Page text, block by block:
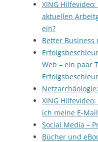
XING
aktuellen
ein?
Better Business
Web – ein paar
XING
ich meine E-
Social Media –
Bücher und